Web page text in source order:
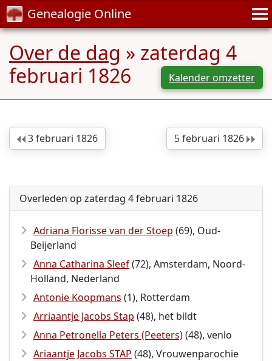
Genealogie Online
Over de dag » zaterdag 4
februari 1826
Kalender omzetter
5 februari 1826
3 februari 1826
Overleden op zaterdag 4 februari 1826
Adriana Florisse van der Stoep (69), Oud-
Beijerland
Anna Catharina Sleef(72), Amsterdam, Noord-
Holland, Nederland
Antonie Koopmans (1), Rotterdam
Arriaantje Jacobs Stap (48), het bildt
Anna Petronella Peters (Peeters)(48), venlo
Ariaantje Jacobs STAP (48), Vrouwenparochie